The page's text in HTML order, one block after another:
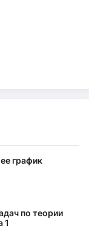
график
по теории
1